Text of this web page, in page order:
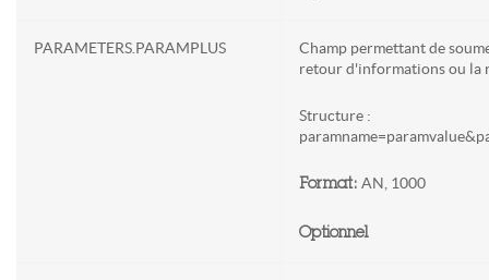
PARAMETERS.PARAMPLUS
Champ permettant de
retour d'informations ou la
Structure :
Format: AN, 1000
Optionnel